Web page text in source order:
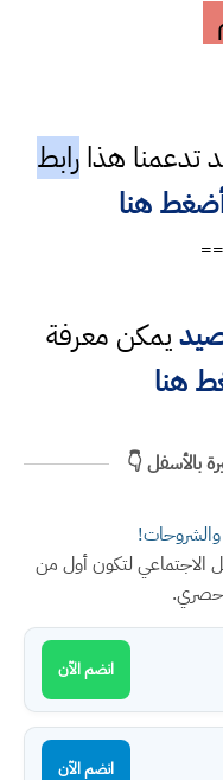
تدعمنا هذارابط
هنا
يمكن معرفة
هنا
بالأسفل 👇
الاجتماعي لتكون أول من
انضم الآن
انضم الآن